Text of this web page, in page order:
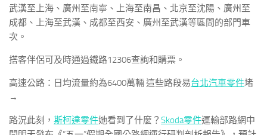
武漢至上海、廣州至南寧、上海至南昌、北京至沈陽、廣州至
成都、上海至武漢、成都至西安、廣州至武漢等區間的部門車
次。
搭客伴侶可及時通過鐵路12306查詢和購票。
高速公路：日均流量約為6400萬輛 這些路段易台北汽車零件堵
→
路況此刻， 斯柯達零件她看到了什麼？ Skoda零件運輸部路網中